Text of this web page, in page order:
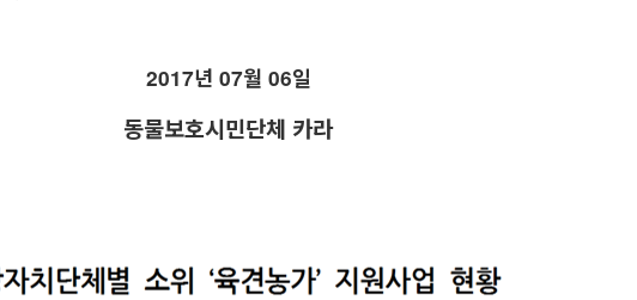
2017년 07월 06일
동물보호시민단체 카라